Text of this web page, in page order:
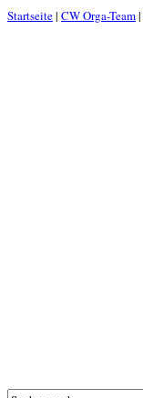
Startseite| CW Orga-Team|